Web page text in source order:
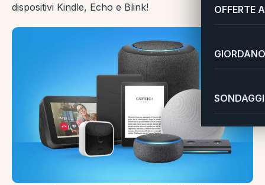
OFFERTE
dispositivi Kindle, Echo e Blink!